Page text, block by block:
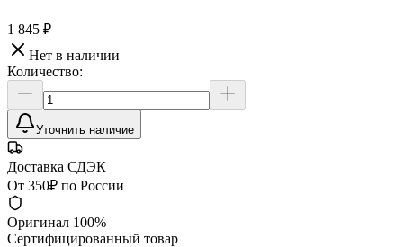
1 845 ₽
Нет в наличии
Количество:
Уточнить наличие
Доставка СДЭК
От 350₽ по России
Оригинал 100%
Сертифицированный товар